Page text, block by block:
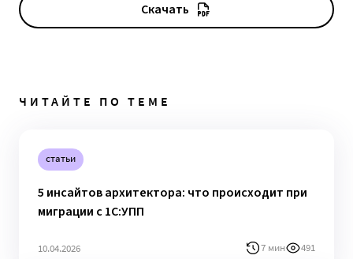
Скачать
ЧИТАЙТЕ ПО ТЕМЕ
статьи
5 инсайтов архитектора: что происходит при
миграции с 1С:УПП
10.04.2026 7 мин 491